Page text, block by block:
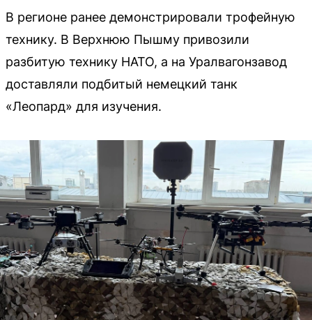
В регионе ранее демонстрировали трофейную
технику. В Верхнюю Пышму привозили
разбитую технику НАТО, а на Уралвагонзавод
доставляли подбитый немецкий танк
«Леопард» для изучения.